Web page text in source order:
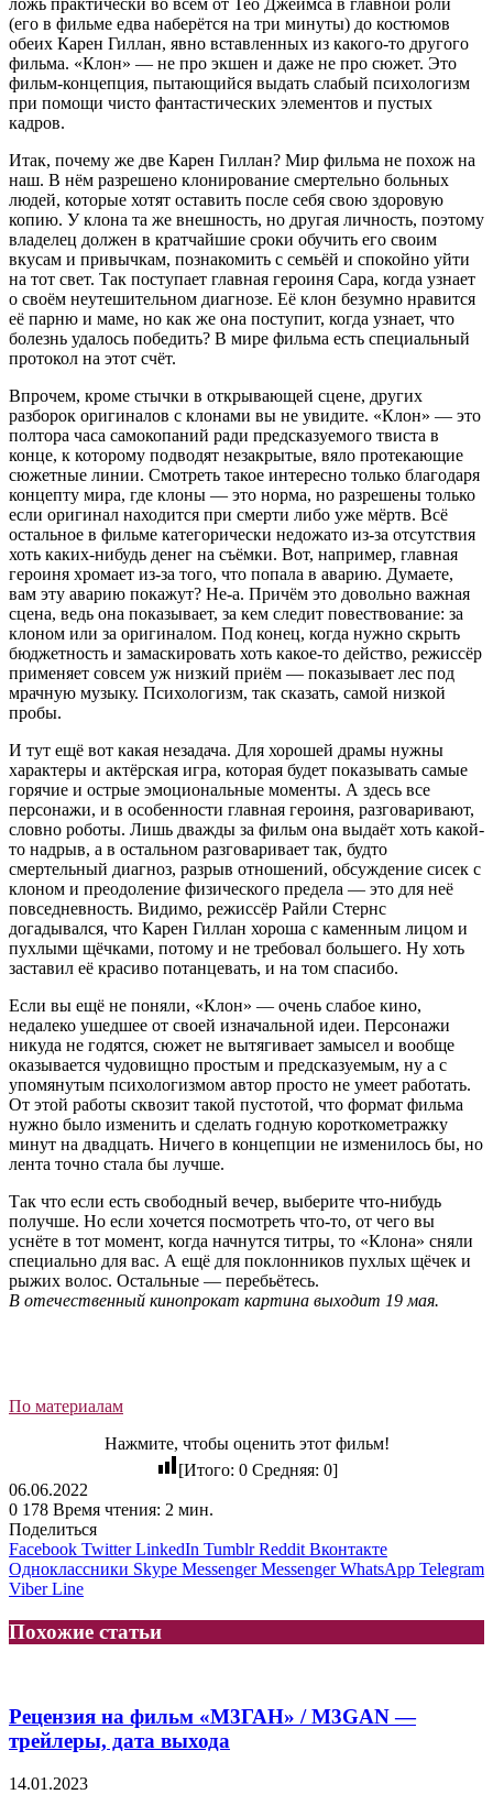
(его в фильме едва наберётся на три минуты) до костюмов
обеих Карен Гиллан, явно вставленных из какого-то другого
фильма. «Клон» — не про экшен и даже не про сюжет. Это
фильм-концепция, пытающийся выдать слабый психологизм
при помощи чисто фантастических элементов и пустых
кадров.
Итак, почему же две Карен Гиллан? Мир фильма не похож на
наш. В нём разрешено клонирование смертельно больных
людей, которые хотят оставить после себя свою здоровую
копию. У клона та же внешность, но другая личность, поэтому
владелец должен в кратчайшие сроки обучить его своим
вкусам и привычкам, познакомить с семьёй и спокойно уйти
на тот свет. Так поступает главная героиня Сара, когда узнает
о своём неутешительном диагнозе. Её клон безумно нравится
её парню и маме, но как же она поступит, когда узнает, что
болезнь удалось победить? В мире фильма есть специальный
протокол на этот счёт.
Впрочем, кроме стычки в открывающей сцене, других
разборок оригиналов с клонами вы не увидите. «Клон» — это
полтора часа самокопаний ради предсказуемого твиста в
конце, к которому подводят незакрытые, вяло протекающие
сюжетные линии. Смотреть такое интересно только благодаря
концепту мира, где клоны — это норма, но разрешены только
если оригинал находится при смерти либо уже мёртв. Всё
остальное в фильме категорически недожато из-за отсутствия
хоть каких-нибудь денег на съёмки. Вот, например, главная
героиня хромает из-за того, что попала в аварию. Думаете,
вам эту аварию покажут? Не-а. Причём это довольно важная
сцена, ведь она показывает, за кем следит повествование: за
клоном или за оригиналом. Под конец, когда нужно скрыть
бюджетность и замаскировать хоть какое-то действо, режиссёр
применяет совсем уж низкий приём — показывает лес под
мрачную музыку. Психологизм, так сказать, самой низкой
пробы.
И тут ещё вот какая незадача. Для хорошей драмы нужны
характеры и актёрская игра, которая будет показывать самые
горячие и острые эмоциональные моменты. А здесь все
персонажи, и в особенности главная героиня, разговаривают,
словно роботы. Лишь дважды за фильм она выдаёт хоть какой-
то надрыв, а в остальном разговаривает так, будто
смертельный диагноз, разрыв отношений, обсуждение сисек с
клоном и преодоление физического предела — это для неё
повседневность. Видимо, режиссёр Райли Стернс
догадывался, что Карен Гиллан хороша с каменным лицом и
пухлыми щёчками, потому и не требовал большего. Ну хоть
заставил её красиво потанцевать, и на том спасибо.
Если вы ещё не поняли, «Клон» — очень слабое кино,
недалеко ушедшее от своей изначальной идеи. Персонажи
никуда не годятся, сюжет не вытягивает замысел и вообще
оказывается чудовищно простым и предсказуемым, ну а с
упомянутым психологизмом автор просто не умеет работать.
От этой работы сквозит такой пустотой, что формат фильма
нужно было изменить и сделать годную короткометражку
минут на двадцать. Ничего в концепции не изменилось бы, но
лента точно стала бы лучше.
Так что если есть свободный вечер, выберите что-нибудь
получше. Но если хочется посмотреть что-то, от чего вы
уснёте в тот момент, когда начнутся титры, то «Клона» сняли
специально для вас. А ещё для поклонников пухлых щёчек и
рыжих волос. Остальные — перебьётесь.
В отечественный кинопрокат картина выходит 19 мая.
По материалам
Нажмите, чтобы оценить этот фильм!
[Итого: 0Средняя: 0]
06.06.2022
0 178 Время чтения: 2 мин.
Поделиться
Facebook Twitter LinkedIn Tumblr Reddit Вконтакте
Одноклассники Skype Messenger Messenger WhatsApp Telegram
Viber Line
Похожие статьи
Рецензия на фильм «М3ГАН» / M3GAN —
трейлеры, дата выхода
14.01.2023